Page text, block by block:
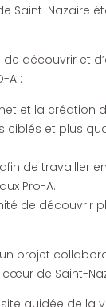
Saint-Nazaire
découvrir et
A :
et la création
ciblés et plus
de travailler
Pro-A.
de découvrir
projet
cœur de Saint-